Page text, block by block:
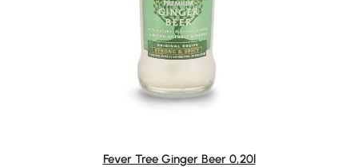
Fever Tree Ginger Beer 0,20l